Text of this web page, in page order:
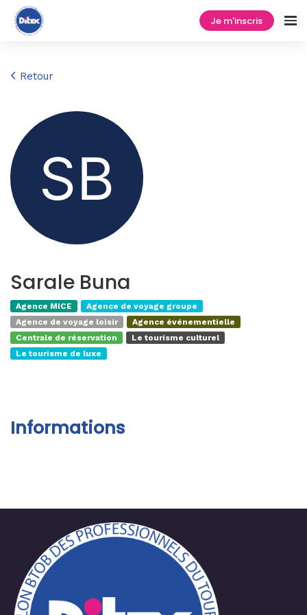
Je m'inscris
Retour
Sarale Buna
Agence MICE
Agence de voyage groupe
Agence de voyage loisir
Agence événementielle
Centrale de réservation
Le tourisme culturel
Le tourisme de luxe
Informations